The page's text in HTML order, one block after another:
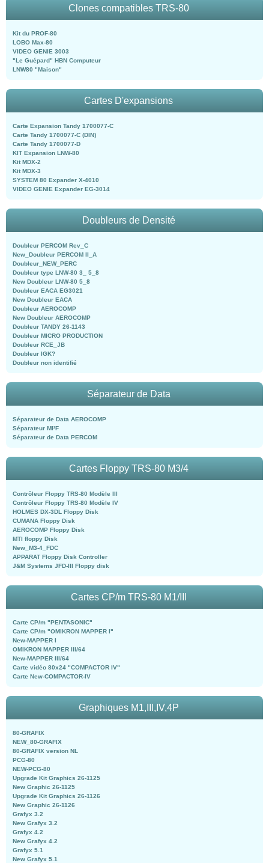
Clones compatibles TRS-80
Kit du PROF-80
LOBO Max-80
VIDEO GENIE 3003
"Le Guépard" HBN Computeur
LNW80 "Maison"
Cartes D'expansions
Carte Expansion Tandy 1700077-C
Carte Tandy 1700077-C (DIN)
Carte Tandy 1700077-D
KIT Expansion LNW-80
Kit MDX-2
Kit MDX-3
SYSTEM 80 Expander X-4010
VIDEO GENIE Expander EG-3014
Doubleurs de Densité
Doubleur PERCOM Rev_C
New_Doubleur PERCOM II_A
Doubleur_NEW_PERC
Doubleur type LNW-80 3_ 5_8
New Doubleur LNW-80 5_8
Doubleur EACA EG3021
New Doubleur EACA
Doubleur AEROCOMP
New Doubleur AEROCOMP
Doubleur TANDY 26-1143
Doubleur MICRO PRODUCTION
Doubleur RCE_JB
Doubleur IGK?
Doubleur non identifié
Séparateur de Data
Séparateur de Data AEROCOMP
Séparateur MI²F
Séparateur de Data PERCOM
Cartes Floppy TRS-80 M3/4
Contrôleur Floppy TRS-80 Modèle III
Contrôleur Floppy TRS-80 Modèle IV
HOLMES DX-3DL Floppy Disk
CUMANA Floppy Disk
AEROCOMP Floppy Disk
MTI floppy Disk
New_M3-4_FDC
APPARAT Floppy Disk Controller
J&M Systems JFD-III Floppy disk
Cartes CP/m TRS-80 M1/III
Carte CP/m "PENTASONIC"
Carte CP/m "OMIKRON MAPPER I"
New-MAPPER I
OMIKRON MAPPER III/64
New-MAPPER III/64
Carte vidéo 80x24 "COMPACTOR IV"
Carte New-COMPACTOR-IV
Graphiques M1,III,IV,4P
80-GRAFIX
NEW_80-GRAFIX
80-GRAFIX version NL
PCG-80
NEW-PCG-80
Upgrade Kit Graphics 26-1125
New Graphic 26-1125
Upgrade Kit Graphics 26-1126
New Graphic 26-1126
Grafyx 3.2
New Grafyx 3.2
Grafyx 4.2
New Grafyx 4.2
Grafyx 5.1
New Grafyx 5.1